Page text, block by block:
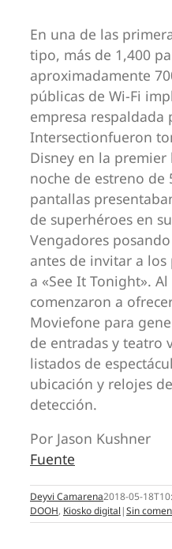
En una de las
tipo, más de 1,400
aproximadamente
públicas de Wi-Fi
empresa respaldada
Intersectionfueron
Disney en la
noche de estreno de
pantallas
de superhéroes en
Vengadores
antes de invitar a
a «See It Tonight».
comenzaron a
Moviefone para
de entradas y teatro
listados de
ubicación y relojes
detección.
Por Jason Kushner
Fuente
Deyvi Camarena2018-05-
DOOH, Kiosko digital |Sin